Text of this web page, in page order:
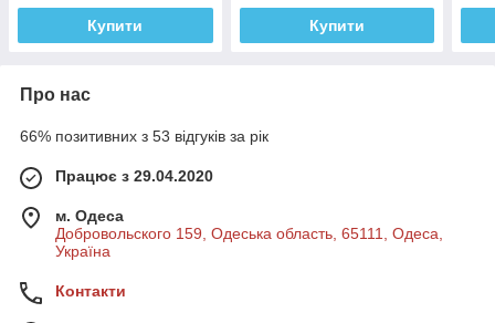
Купити Купити
Про нас
66% позитивних з 53 відгуків за рік
Працює з 29.04.2020
м. Одеса
Добровольского 159, Одеська область, 65111, Одеса,
Україна
Контакти